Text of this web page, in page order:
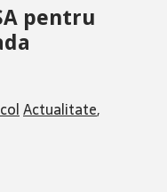
pentru
Actualitate,